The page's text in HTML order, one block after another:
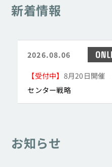
新着情報
2026.08.06
【受付中】 8月20日開催
センター戦略
お知らせ